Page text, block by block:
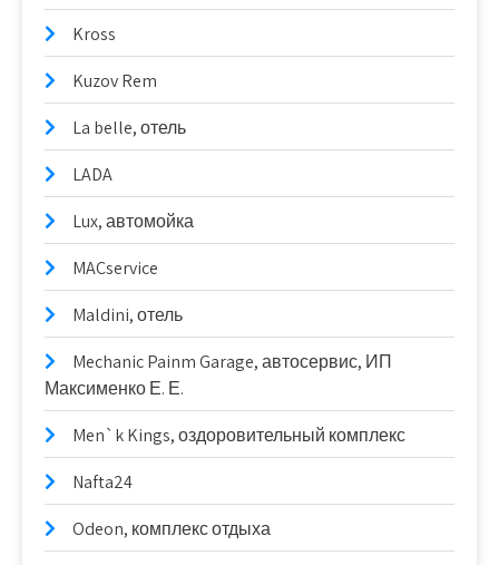
Kross
Kuzov Rem
La belle, отель
LADA
Lux, автомойка
MACservice
Maldini, отель
Mechanic Painm Garage, автосервис, ИП
Максименко Е. Е.
Men`k Kings, оздоровительный комплекс
Nafta24
Odeon, комплекс отдыха